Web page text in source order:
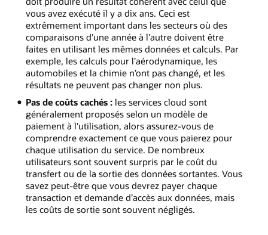
vous avez exécuté il y a dix ans. Ceci est
extrêmement important dans les secteurs où des
comparaisons d’une année à l’autre doivent être
faites en utilisant les mêmes données et calculs. Par
exemple, les calculs pour l’aérodynamique, les
automobiles et la chimie n’ont pas changé, et les
résultats ne peuvent pas changer non plus.
Pas de coûts cachés :les services cloud sont
généralement proposés selon un modèle de
paiement à l'utilisation, alors assurez-vous de
comprendre exactement ce que vous paierez pour
chaque utilisation du service. De nombreux
utilisateurs sont souvent surpris par le coût du
transfert ou de la sortie des données sortantes. Vous
savez peut-être que vous devrez payer chaque
transaction et demande d’accès aux données, mais
les coûts de sortie sont souvent négligés.